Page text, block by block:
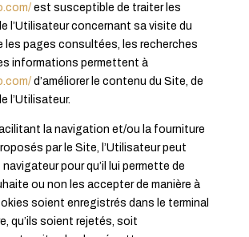
est susceptible de traiter les
l’Utilisateur concernant sa visite du
les pages consultées, les recherches
informations permettent à
d’améliorer le contenu du Site, de
l’Utilisateur.
la navigation et/ou la fourniture
par le Site, l’Utilisateur peut
pour qu’il lui permette de
ou non les accepter de manière à
soient enregistrés dans le terminal
qu’ils soient rejetés, soit